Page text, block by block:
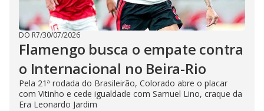
DO R7/30/07/2026
Flamengo busca o empate contra
o Internacional no Beira-Rio
Pela 21ª rodada do Brasileirão, Colorado abre o placar
com Vitinho e cede igualdade com Samuel Lino, craque da
Era Leonardo Jardim